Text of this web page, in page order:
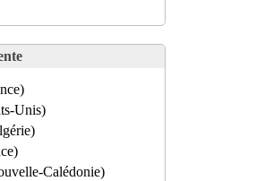
Unis)
Calédonie)